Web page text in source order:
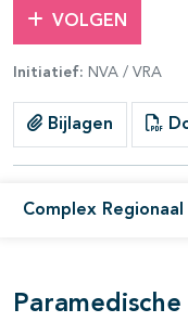
VOLGEN
Initiatief: NVA / VRA
Bijlagen
Complex
open- en
open- en
open- en